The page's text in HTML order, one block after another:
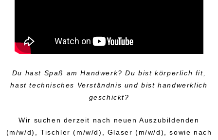
Du hast Spaß am Handwerk? Du bist körperlich fit,
hast technisches Verständnis und bist handwerklich
geschickt?
Wir suchen derzeit nach neuen Auszubildenden
(m/w/d), Tischler (m/w/d), Glaser (m/w/d), sowie nach